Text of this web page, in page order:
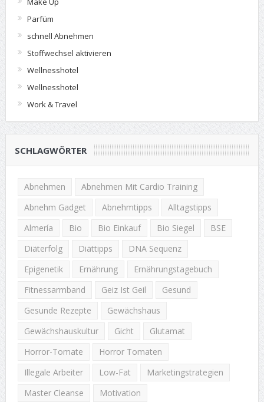
Parfüm
schnell Abnehmen
Stoffwechsel aktivieren
Wellnesshotel
Wellnesshotel
Work & Travel
SCHLAGWÖRTER
Abnehmen
Abnehmen Mit Cardio Training
Abnehm Gadget
Abnehmtipps
Alltagstipps
Almería
Bio Bio Einkauf Bio Siegel
BSE
Diäterfolg
Diättipps
DNA Sequenz
Epigenetik
Ernährung
Ernährungstagebuch
Fitnessarmband
Geiz Ist Geil
Gesund
Gesunde Rezepte
Gewächshaus
Gewächshauskultur
Gicht
Glutamat
Horror-Tomate
Horror Tomaten
Illegale Arbeiter
Low-Fat
Marketingstrategien
Master Cleanse
Motivation